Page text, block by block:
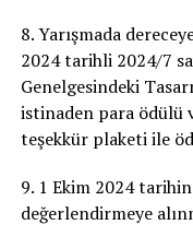
8. Yarışmada
2024 tarihli 2024/7
Genelgesindeki
istinaden para ödülü
teşekkür plaketi ile
9. 1 Ekim 2024
değerlendirmeye